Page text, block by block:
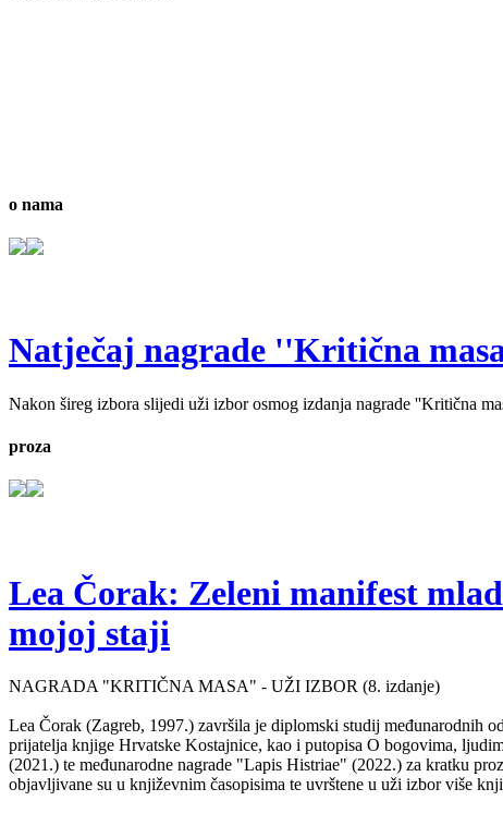
o nama
Natječaj nagrade ''Kritična
Nakon šireg izbora slijedi uži izbor osmog izdanja nagrade ''Kritična
proza
Lea Čorak: Zeleni manifest
mojoj staji
NAGRADA "KRITIČNA MASA" - UŽI IZBOR (8. izdanje)
Lea Čorak (Zagreb, 1997.) završila je diplomski studij međunarodnih
prijatelja knjige Hrvatske Kostajnice, kao i putopisa O bogovima,
(2021.) te međunarodne nagrade "Lapis Histriae" (2022.) za kratku
objavljivane su u književnim časopisima te uvrštene u uži izbor više